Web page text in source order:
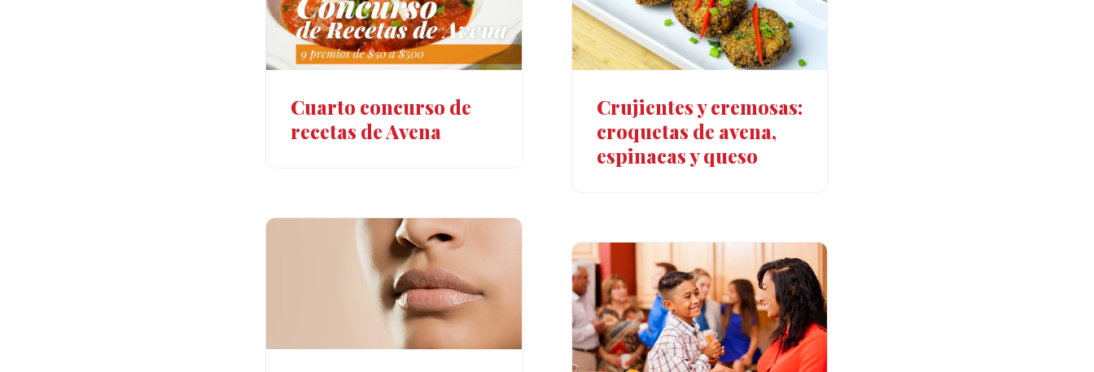
Cuarto concurso de
recetas de Avena
Crujientes y cremosas:
croquetas de avena,
espinacas y queso